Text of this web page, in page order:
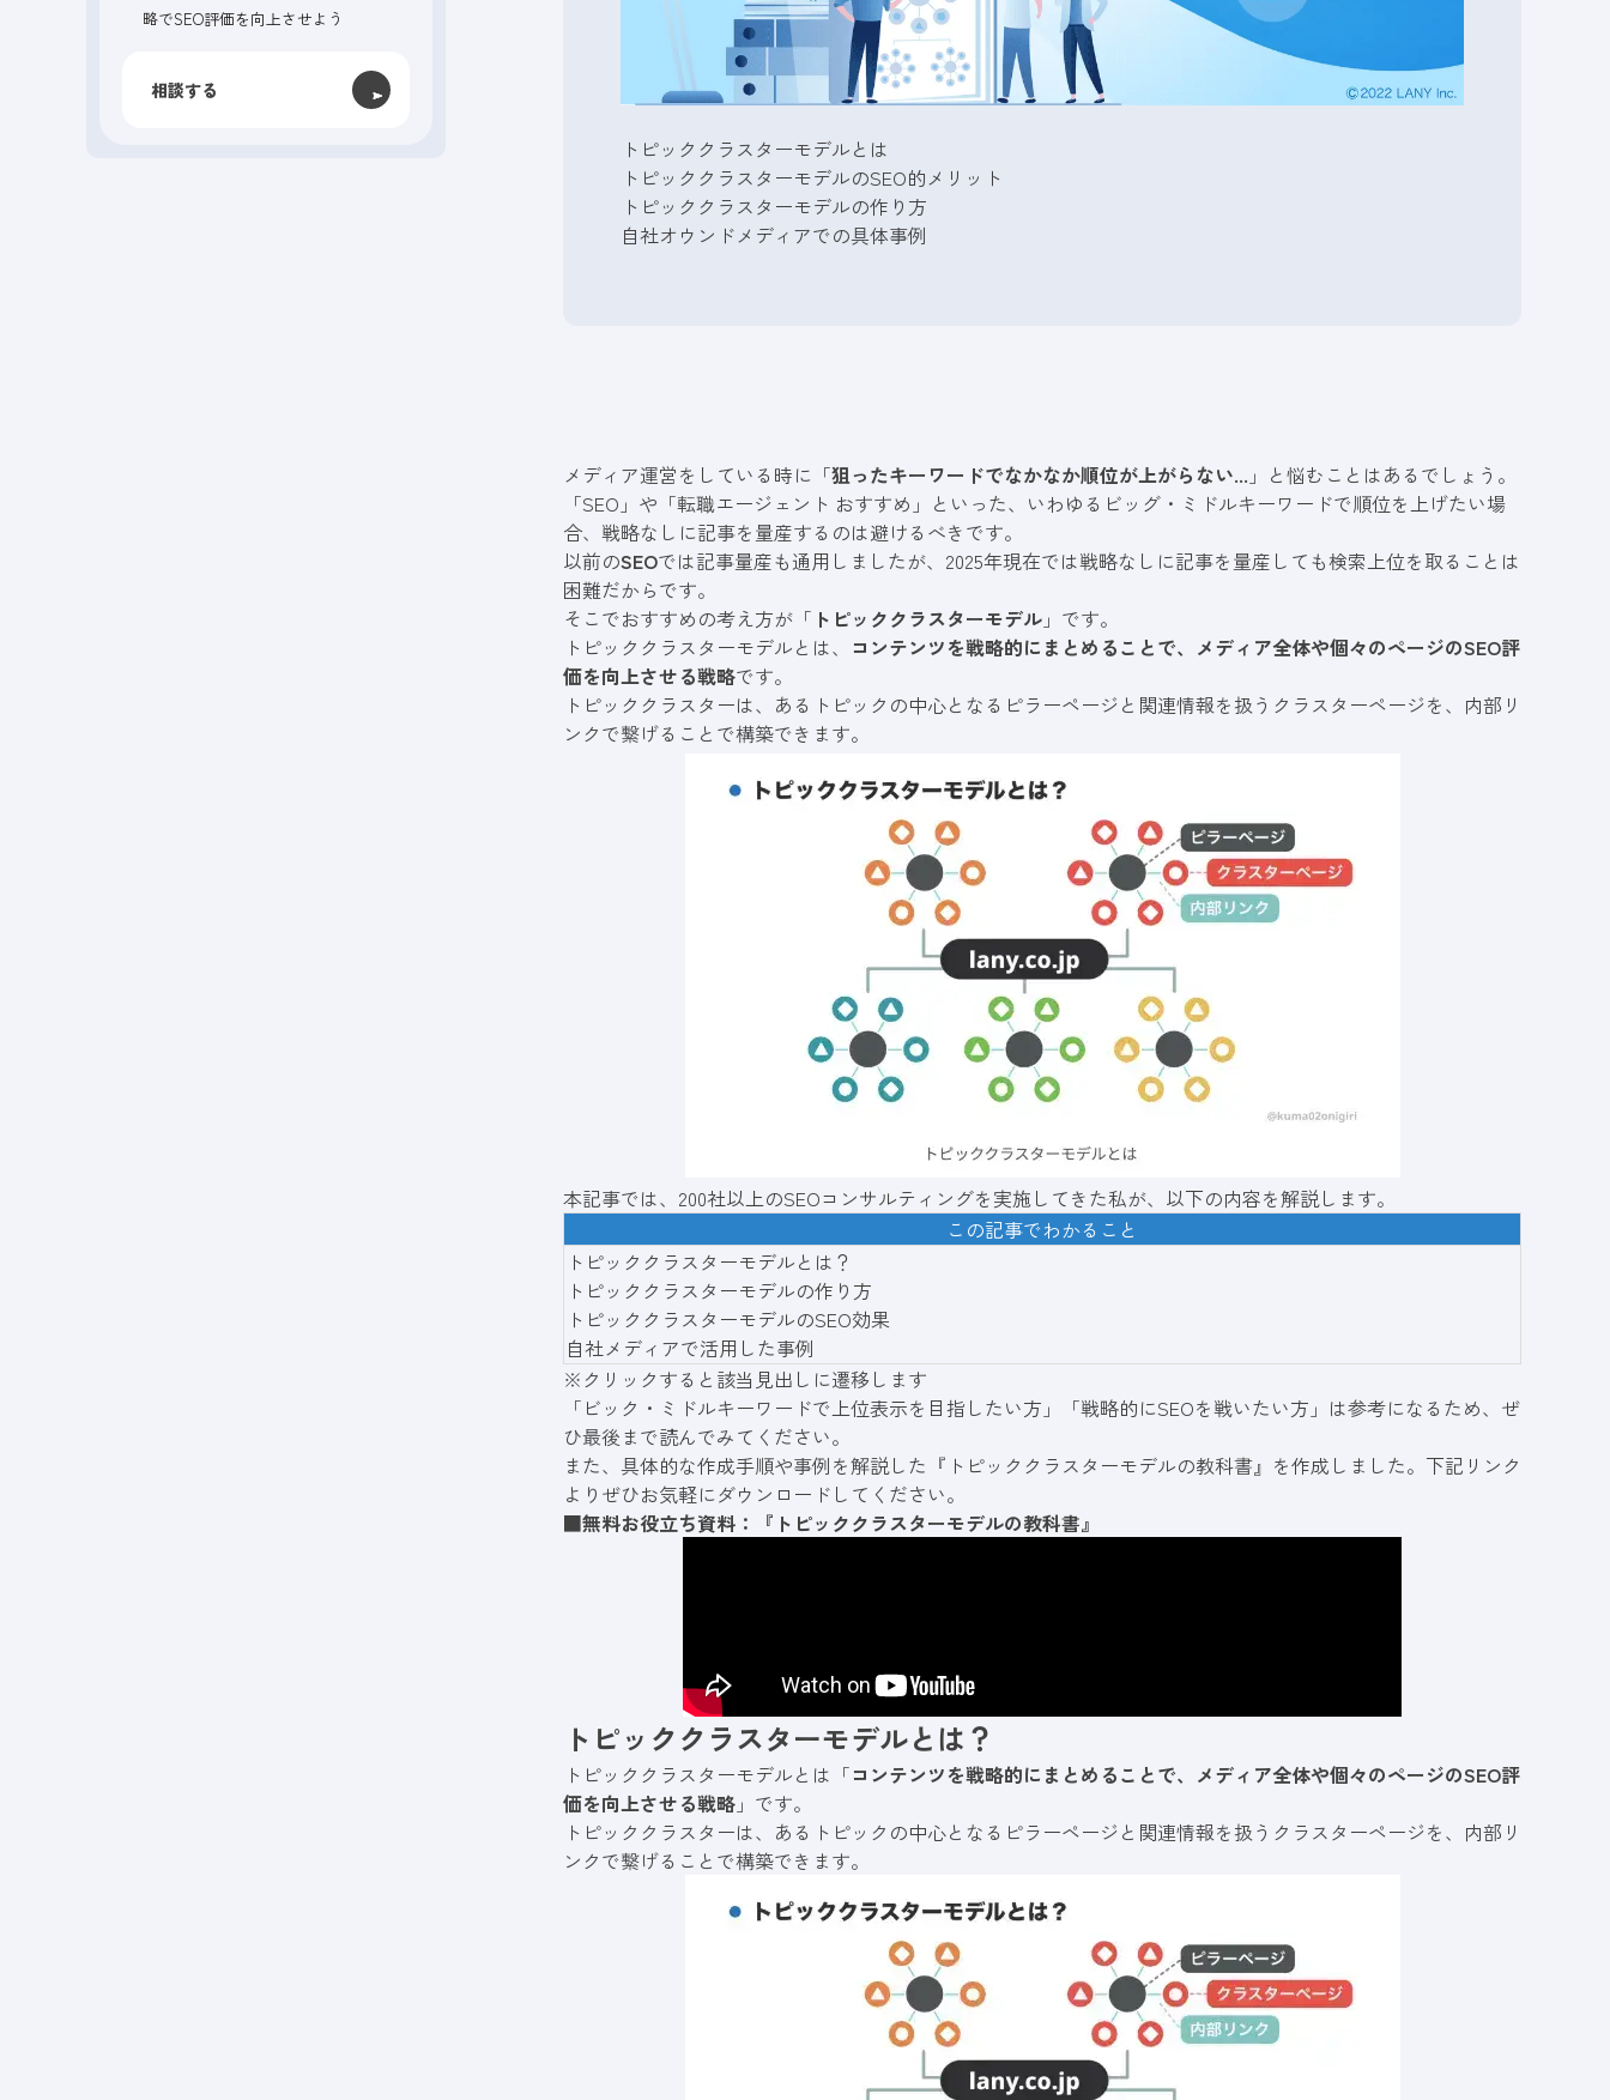
トピッククラスターモデルとは
トピッククラスターモデルのSEO的メリット
トピッククラスターモデルの作り方
自社オウンドメディアでの具体事例
メディア運営をしている時に「狙ったキーワードでなかなか順位が上がらない... 」と悩むことはあるでしょう。
「SEO」や「転職エージェント おすすめ」といった、いわゆるビッグ・ミドルキーワードで順位を上げたい場
合、戦略なしに記事を量産するのは避けるべきです。
以前のSEOでは記事量産も通用しましたが、2025年現在では戦略なしに記事を量産しても検索上位を取ることは
困難だからです。
そこでおすすめの考え方が「 トピッククラスターモデル 」です。
トピッククラスターモデルとは、
コンテンツを戦略的にまとめることで、メディア全体や個々のページのSEO評
価を向上させる戦略です。
トピッククラスターは、あるトピックの中心となるピラーページと関連情報を扱うクラスターページを、内部リ
ンクで繋げることで構築できます。
本記事では、200社以上のSEOコンサルティングを実施してきた私が、以下の内容を解説します。
この記事でわかること
トピッククラスターモデルとは？
トピッククラスターモデルの作り方
トピッククラスターモデルのSEO効果
自社メディアで活用した事例
※クリックすると該当見出しに遷移します
「ビック・ミドルキーワードで上位表示を目指したい方」「戦略的にSEOを戦いたい方」は参考になるため、ぜ
ひ最後まで読んでみてください。
また、具体的な作成手順や事例を解説した『 トピッククラスターモデルの教科書』を作成しました。下記リンク
よりぜひお気軽にダウンロードしてください。
■無料お役立ち資料：『 トピッククラスターモデルの教科書』
トピッククラスターモデルとは？
トピッククラスターモデルとは「コンテンツを戦略的にまとめることで、メディア全体や個々のページのSEO評
価を向上させる戦略 」です。
トピッククラスターは、あるトピックの中心となるピラーページと関連情報を扱うクラスターページを、内部リ
ンクで繋げることで構築できます。
略でSEO評価を向上させよう
相談する